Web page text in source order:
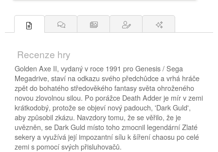
Recenze hry
Golden Axe II, vydaný v roce 1991 pro Genesis / Sega
Megadrive, staví na odkazu svého předchůdce a vrhá hráče
zpět do bohatého středověkého fantasy světa ohroženého
novou zlovolnou silou. Po porážce Death Adder je mír v zemi
krátkodobý, protože se objeví nový padouch, 'Dark Guld',
aby způsobil zkázu. Navzdory tomu, že se věřilo, že je
uvězněn, se Dark Guld místo toho zmocnil legendární Zlaté
sekery a využívá její impozantní sílu k šíření chaosu po celé
zemi s pomocí svých přisluhovačů.